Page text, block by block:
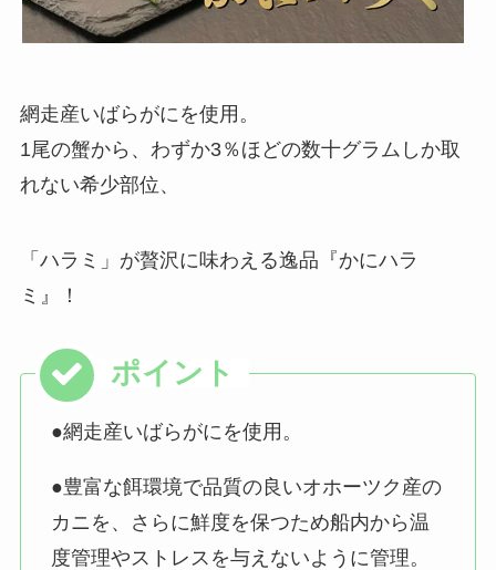
網走産いばらがにを使用。
1尾の蟹から、わずか3％ほどの数十グラムしか取
れない希少部位、
「ハラミ」が贅沢に味わえる逸品『かにハラ
ミ』！
●網走産いばらがにを使用。
●豊富な餌環境で品質の良いオホーツク産の
カニを、さらに鮮度を保つため船内から温
度管理やストレスを与えないように管理。